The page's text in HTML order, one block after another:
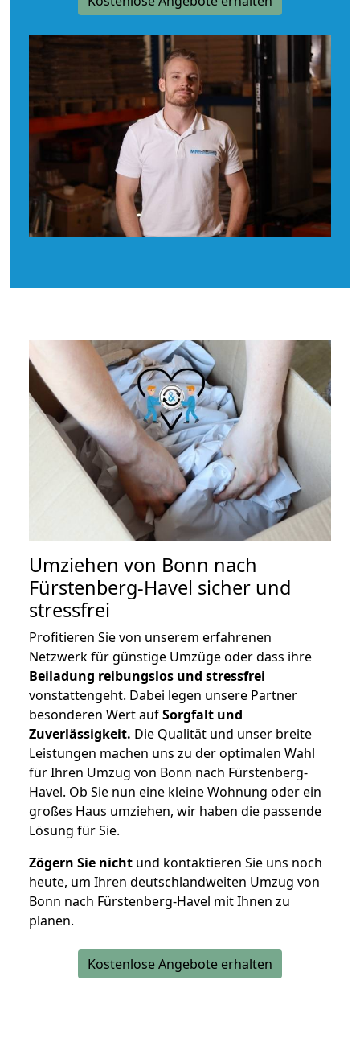
Umziehen von Bonn nach
Fürstenberg-Havel sicher und
stressfrei
Profitieren Sie von unserem erfahrenen
Netzwerk für günstige Umzüge oder dass ihre
Beiladung reibungslos und stressfrei
vonstattengeht. Dabei legen unsere Partner
besonderen Wert aufSorgfalt und
Zuverlässigkeit. Die Qualität und unser breite
Leistungen machen uns zu der optimalen Wahl
für Ihren Umzug von Bonn nach Fürstenberg-
Havel. Ob Sie nun eine kleine Wohnung oder ein
großes Haus umziehen, wir haben die passende
Lösung für Sie.
Zögern Sie nicht und kontaktieren Sie uns noch
heute, um Ihren deutschlandweiten Umzug von
Bonn nach Fürstenberg-Havel mit Ihnen zu
planen.
Kostenlose Angebote erhalten